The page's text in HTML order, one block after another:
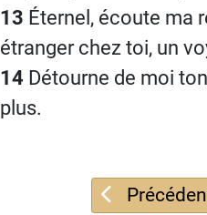
13 Éternel, écoute ma
étranger chez toi, un
14 Détourne de moi
plus.
Article